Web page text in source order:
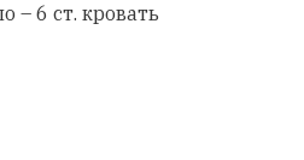
– 6 ст. кровать